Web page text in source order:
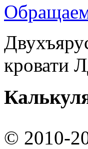
кровати
© 2010-